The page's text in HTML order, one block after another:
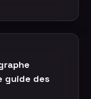
dispose
sa
marque.
de com
guide des